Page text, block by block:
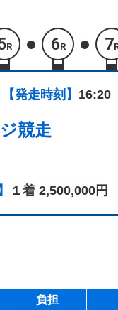
R 6R 7
【発走時刻】
競走
１着 2,500,000円
負担